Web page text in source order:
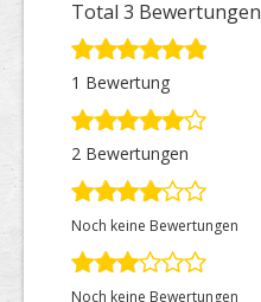
HELP Awards
Top Firmen
Über uns
Total 3 Bewertungen
1 Bewertung
2 Bewertungen
Noch keine Bewertungen
Noch keine Bewertungen